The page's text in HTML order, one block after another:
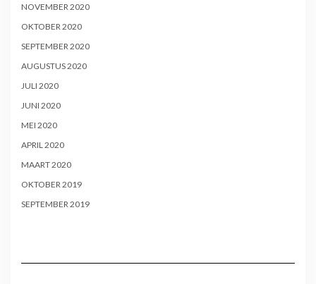
NOVEMBER 2020
OKTOBER 2020
SEPTEMBER 2020
AUGUSTUS 2020
JULI 2020
JUNI 2020
MEI 2020
APRIL 2020
MAART 2020
OKTOBER 2019
SEPTEMBER 2019